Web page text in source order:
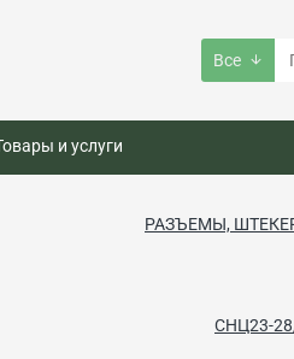
Все
и услуги
РАЗЪЕМЫ,
СНЦ23-